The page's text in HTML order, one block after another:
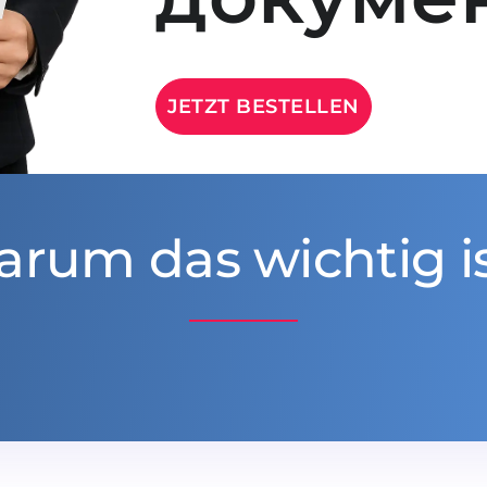
JETZT BESTELLEN
das wichtig